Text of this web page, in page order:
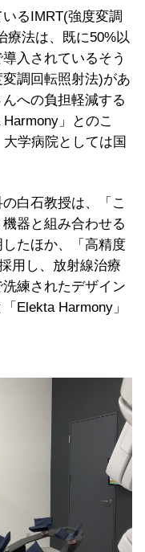
るIMRT(強度変調
療法は、既に50%以
入されているそう
調回転照射法)があ
への負担軽減する
」とのこ
学病院としては国
白石教授は、「こ
器と組み合わせる
たほか、「高精度
用し、放射線治療
練されたデザイン
Elekta Harmony」